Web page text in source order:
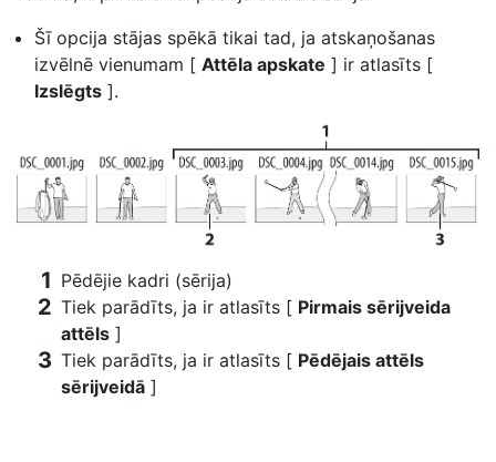
Šī opcija stājas spēkā tikai tad, ja atskaņošanas
izvēlnē vienumam [ Attēla apskate ] ir atlasīts [
Izslēgts ].
Pēdējie kadri (sērija)
Tiek parādīts, ja ir atlasīts [ Pirmais sērijveida
attēls ]
Tiek parādīts, ja ir atlasīts [ Pēdējais attēls
sērijveidā ]